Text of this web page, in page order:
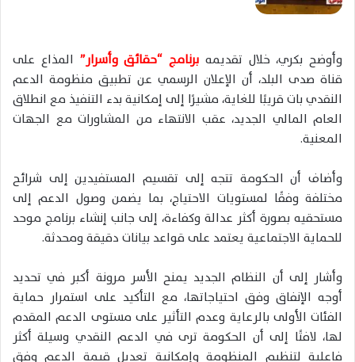
وأوضح بكري، خلال تقديمه برنامج “حقائق وأسرار” المذاع على
قناة صدى البلد، أن الإعلان الرسمي عن تطبيق منظومة الدعم
النقدي بات قريبًا للغاية، مشيرًا إلى إمكانية بدء التنفيذ مع انطلاق
العام المالي الجديد، عقب الانتهاء من المشاورات مع الجهات
المعنية.
وأضاف أن الحكومة تتجه إلى تقسيم المستفيدين إلى شرائح
مختلفة وفقًا لمستويات الاحتياج، بما يضمن وصول الدعم إلى
مستحقيه بصورة أكثر عدالة وكفاءة، إلى جانب إنشاء برنامج موحد
للحماية الاجتماعية يعتمد على قواعد بيانات دقيقة ومحدثة.
وأشار إلى أن النظام الجديد يمنح الأسر مرونة أكبر في تحديد
أوجه الإنفاق وفق احتياجاتها، مع التأكيد على استمرار حماية
الفئات الأولى بالرعاية وعدم التأثير على مستوى الدعم المقدم
لها، لافتًا إلى أن الحكومة ترى في الدعم النقدي وسيلة أكثر
فاعلية لتنظيم المنظومة وإمكانية تعديل قيمة الدعم وفق